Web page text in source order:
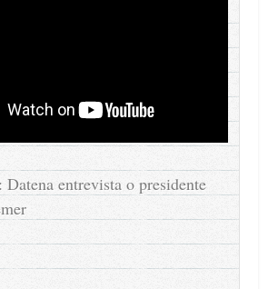
Datena entrevista o presidente